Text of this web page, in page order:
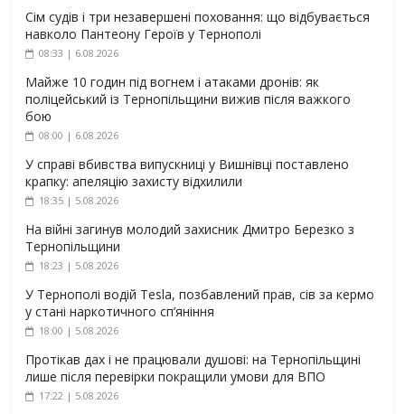
Сім судів і три незавершені поховання: що відбувається
навколо Пантеону Героїв у Тернополі
08:33 | 6.08.2026
Майже 10 годин під вогнем і атаками дронів: як
поліцейський із Тернопільщини вижив після важкого
бою
08:00 | 6.08.2026
У справі вбивства випускниці у Вишнівці поставлено
крапку: апеляцію захисту відхилили
18:35 | 5.08.2026
На війні загинув молодий захисник Дмитро Березко з
Тернопільщини
18:23 | 5.08.2026
У Тернополі водій Tesla, позбавлений прав, сів за кермо
у стані наркотичного сп’яніння
18:00 | 5.08.2026
Протікав дах і не працювали душові: на Тернопільщині
лише після перевірки покращили умови для ВПО
17:22 | 5.08.2026